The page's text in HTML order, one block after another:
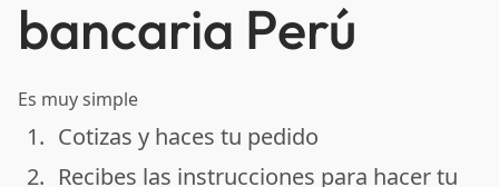
bancaria Perú
Es muy simple
done
1. Cotizas y haces tu pedido
done
2. Recibes las instrucciones para hacer tu